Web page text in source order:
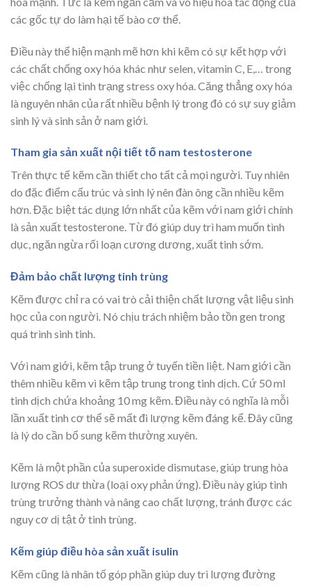
các gốc tự do làm hại tế bào cơ thể.
Điều này thể hiện mạnh mẽ hơn khi kẽm có sự kết hợp với
các chất chống oxy hóa khác như selen, vitamin C, E,… trong
việc chống lại tình trạng stress oxy hóa. Căng thẳng oxy hóa
là nguyên nhân của rất nhiều bệnh lý trong đó có sự suy giảm
sinh lý và sinh sản ở nam giới.
Tham gia sản xuất nội tiết tố nam testosterone
Trên thực tế kẽm cần thiết cho tất cả mọi người. Tuy nhiên
do đặc điểm cấu trúc và sinh lý nên đàn ông cần nhiều kẽm
hơn. Đặc biệt tác dụng lớn nhất của kẽm với nam giới chính
là sản xuất testosterone. Từ đó giúp duy trì ham muốn tình
dục, ngăn ngừa rối loạn cương dương, xuất tinh sớm.
Đảm bảo chất lượng tinh trùng
Kẽm được chỉ ra có vai trò cải thiện chất lượng vật liệu sinh
học của con người. Nó chịu trách nhiệm bảo tồn gen trong
quá trình sinh tinh.
Với nam giới, kẽm tập trung ở tuyến tiền liệt. Nam giới cần
thêm nhiều kẽm vì kẽm tập trung trong tinh dịch. Cứ 50 ml
tinh dịch chứa khoảng 10 mg kẽm. Điều này có nghĩa là mỗi
lần xuất tinh cơ thể sẽ mất đi lượng kẽm đáng kể. Đây cũng
là lý do cần bổ sung kẽm thường xuyên.
Kẽm là một phần của superoxide dismutase, giúp trung hòa
lượng ROS dư thừa (loại oxy phản ứng). Điều này giúp tinh
trùng trưởng thành và nâng cao chất lượng, tránh được các
nguy cơ dị tật ở tinh trùng.
Kẽm giúp điều hòa sản xuất isulin
Kẽm cũng là nhân tố góp phần giúp duy trì lượng đường